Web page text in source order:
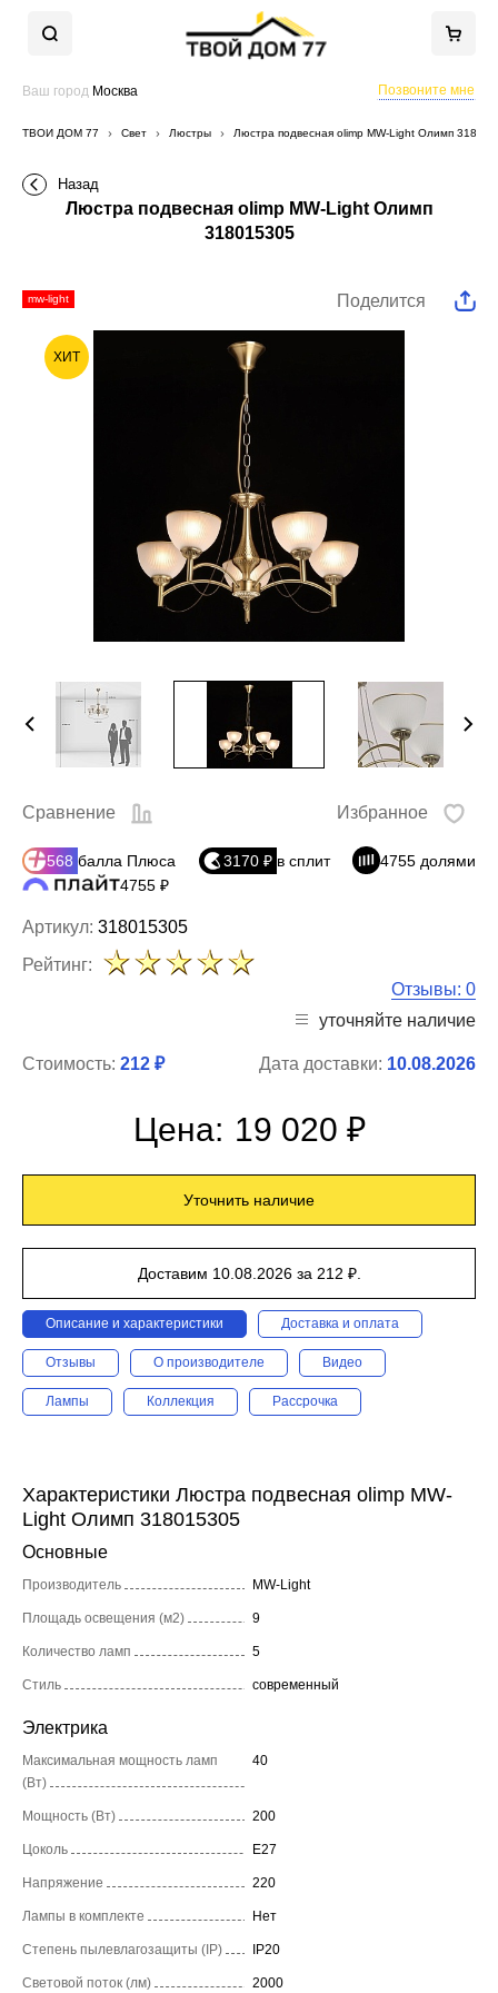
Ваш город Москва Позвоните мне
ТВОЙ ДОМ 77 Свет Люстры Люстра подвесная olimp MW-Light Олимп
Назад
Люстра подвесная olimp MW-Light Олимп
318015305
mw-light Поделится
ХИТ
Артикул: 318015305
Сравнение Избранное
568 балла Плюса 3170 ₽ в сплит
4755 долями
4755 ₽
Рейтинг:
Отзывы: 0
уточняйте наличие
Стоимость: 212 ₽ Дата доставки: 10.08.2026
Цена: 19 020 ₽
Уточнить наличие
Доставим 10.08.2026 за 212 ₽.
Описание и характеристики Доставка и оплата
Отзывы О производителе Видео
Лампы Коллекция Рассрочка
Характеристики Люстра подвесная olimp MW-
Light Олимп 318015305
Основные
Производитель MW-Light
Площадь освещения (м2) 9
Количество ламп 5
Стиль современный
Электрика
Максимальная мощность ламп
(Вт)
40
Мощность (Вт) 200
Цоколь E27
Напряжение 220
Лампы в комплекте Нет
Степень пылевлагозащиты (IP) IP20
Световой поток (лм) 2000